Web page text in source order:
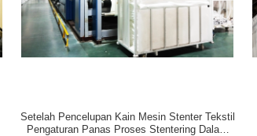
Setelah Pencelupan Kain Mesin Stenter Tekstil
Pengaturan Panas Proses Stentering Dalam